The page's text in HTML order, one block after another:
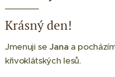
Krásný den!
Jmenuji seJana a
křivoklátských lesů.